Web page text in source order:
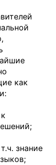
как
знание